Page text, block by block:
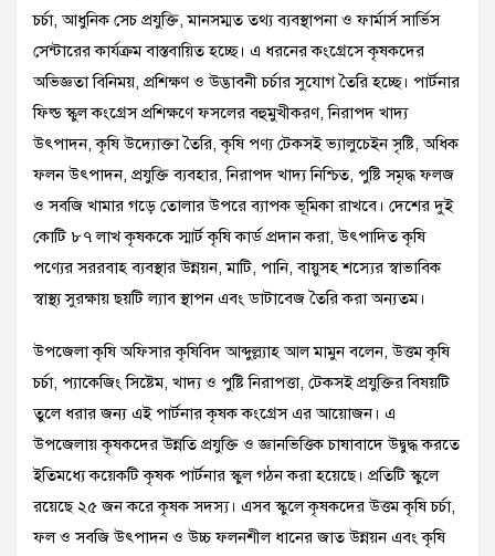
চর্চা, আধুনিক সেচ প্রযুক্তি, মানসম্মত তথ্য ব্যবস্থাপনা ও ফার্মার্স সার্ভিস
সেন্টারের কার্যক্রম বাস্তবায়িত হচ্ছে। এ ধরনের কংগ্রেসে কৃষকদের
অভিজ্ঞতা বিনিময়, প্রশিক্ষণ ও উদ্ভাবনী চর্চার সুযোগ তৈরি হচ্ছে। পার্টনার
ফিল্ড স্কুল কংগ্রেস প্রশিক্ষণে ফসলের বহুমুখীকরণ, নিরাপদ খাদ্য
উৎপাদন, কৃষি উদ্যোক্তা তৈরি, কৃষি পণ্য টেকসই ভ্যালুচেইন সৃষ্টি, অধিক
ফলন উৎপাদন, প্রযুক্তি ব্যবহার, নিরাপদ খাদ্য নিশ্চিত, পুষ্টি সমৃদ্ধ ফলজ
ও সবজি খামার গড়ে তোলার উপরে ব্যাপক ভূমিকা রাখবে। দেশের দুই
কোটি ৮৭ লাখ কৃষককে স্মার্ট কৃষি কার্ড প্রদান করা, উৎপাদিত কৃষি
পণ্যের সররবাহ ব্যবস্থার উন্নয়ন, মাটি, পানি, বায়ুসহ শস্যের স্বাভাবিক
স্বাস্থ্য সুরক্ষায় ছয়টি ল্যাব স্থাপন এবং ডাটাবেজ তৈরি করা অন্যতম।
উপজেলা কৃষি অফিসার কৃষিবিদ আব্দুল্ল্যাহ আল মামুন বলেন, উত্তম কৃষি
চর্চা, প্যাকেজিং সিষ্টেম, খাদ্য ও পুষ্টি নিরাপত্তা, টেকসই প্রযুক্তির বিষয়টি
তুলে ধরার জন্য এই পার্টনার কৃষক কংগ্রেস এর আয়োজন। এ
উপজেলায় কৃষকদের উন্নতি প্রযুক্তি ও জ্ঞানভিত্তিক চাষাবাদে উদ্বুদ্ধ করতে
ইতিমধ্যে কয়েকটি কৃষক পার্টনার স্কুল গঠন করা হয়েছে। প্রতিটি স্কুলে
রয়েছে ২৫ জন করে কৃষক সদস্য। এসব স্কুলে কৃষকদের উত্তম কৃষি চর্চা,
ফল ও সবজি উৎপাদন ও উচ্চ ফলনশীল ধানের জাত উন্নয়ন এবং কৃষি